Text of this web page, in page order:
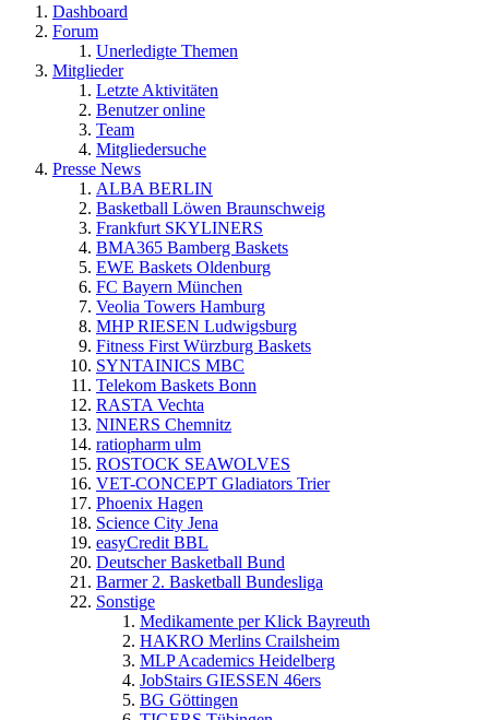
Dashboard
Forum
Unerledigte Themen
Mitglieder
Letzte Aktivitäten
Benutzer online
Team
Mitgliedersuche
Presse News
ALBA BERLIN
Basketball Löwen Braunschweig
Frankfurt SKYLINERS
BMA365 Bamberg Baskets
EWE Baskets Oldenburg
FC Bayern München
Veolia Towers Hamburg
MHP RIESEN Ludwigsburg
Fitness First Würzburg Baskets
SYNTAINICS MBC
Telekom Baskets Bonn
RASTA Vechta
NINERS Chemnitz
ratiopharm ulm
ROSTOCK SEAWOLVES
VET-CONCEPT Gladiators Trier
Phoenix Hagen
Science City Jena
easyCredit BBL
Deutscher Basketball Bund
Barmer 2. Basketball Bundesliga
Sonstige
Medikamente per Klick Bayreuth
HAKRO Merlins Crailsheim
MLP Academics Heidelberg
JobStairs GIESSEN 46ers
BG Göttingen